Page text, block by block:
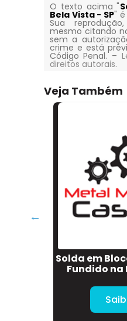
O texto acima "
Bela Vista - SP"
Sua
mesmo citando
sem a
crime e está
Código Penal. –
direitos autorais.
Veja Também
Solda em
Fundido na